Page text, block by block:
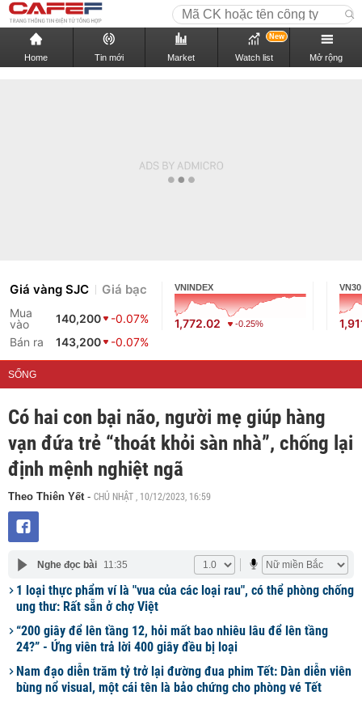
Home Tin mới Market Watch list
New
Mở rộng
Giá vàng SJC Giá bạc
Mua
vào
140,200
-0.07%
Bán ra
143,200 -0.07%
VNINDEX
1,772.02 -0.25%
VN30
SỐNG
Có hai con bại não, người mẹ giúp hàng
vạn đứa trẻ “thoát khỏi sàn nhà”, chống lại
định mệnh nghiệt ngã
Theo Thiên Yết - CHỦ NHẬT , 10/12/2023, 16:59
Nghe đọc bài 11:35
1 loại thực phẩm ví là "vua của các loại rau", có thể phòng chống
ung thư: Rất sẵn ở chợ Việt
“200 giây để lên tầng 12, hỏi mất bao nhiêu lâu để lên tầng
24?” - Ứng viên trả lời 400 giây đều bị loại
Nam đạo diễn trăm tỷ trở lại đường đua phim Tết: Dàn diễn viên
bùng nổ visual, một cái tên là bảo chứng cho phòng vé Tết